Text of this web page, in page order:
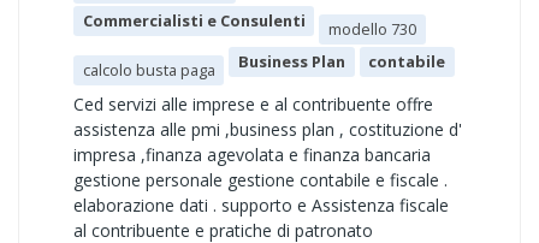
Commercialisti e Consulenti
modello 730
calcolo busta paga
Business Plan contabile
Ced servizi alle imprese e al contribuente offre
assistenza alle pmi ,business plan , costituzione d'
impresa ,finanza agevolata e finanza bancaria
gestione personale gestione contabile e fiscale .
elaborazione dati . supporto e Assistenza fiscale
al contribuente e pratiche di patronato